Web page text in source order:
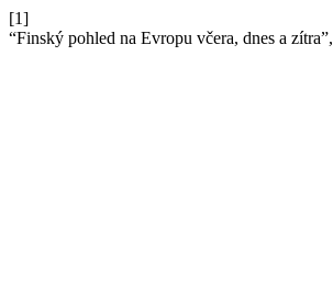
[1]
“Finský pohled na Evropu včera, dnes a zítra”,